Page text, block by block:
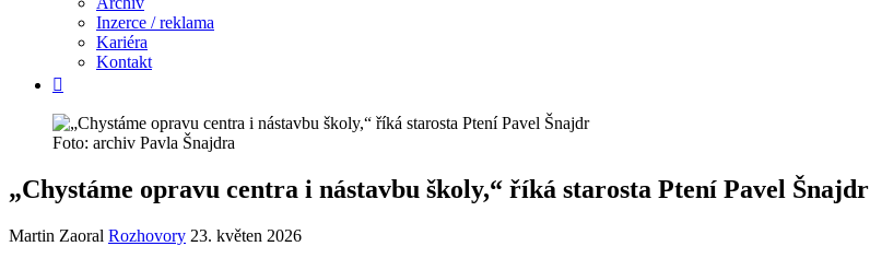
Inzerce / reklama
Kariéra
Kontakt
Foto: archiv Pavla Šnajdra
„Chystáme opravu centra i nástavbu školy,“ říká starosta Ptení Pavel Šnajdr
Martin Zaoral Rozhovory 23. květen 2026